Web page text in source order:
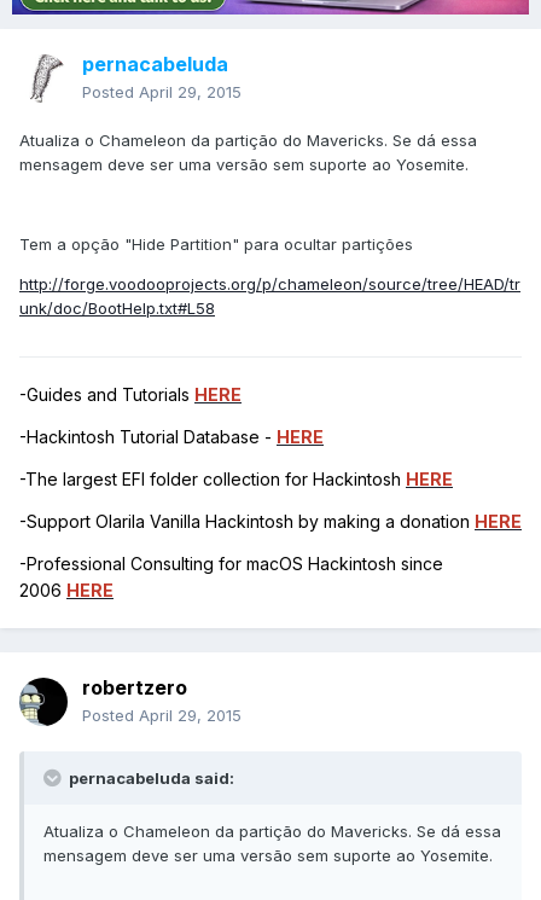
pernacabeluda
Posted April 29, 2015
Atualiza o Chameleon da partição do Mavericks. Se dá essa
mensagem deve ser uma versão sem suporte ao Yosemite.
Tem a opção "Hide Partition" para ocultar partições
http://forge.voodooprojects.org/p/chameleon/source/tree/HEAD/tr
unk/doc/BootHelp.txt#L58
-Guides and Tutorials HERE
-Hackintosh Tutorial Database - HERE
-The largest EFI folder collection for Hackintosh HERE
-Support Olarila Vanilla Hackintosh by making a donation HERE
-Professional Consulting for macOS Hackintosh since
2006 HERE
robertzero
Posted April 29, 2015
pernacabeluda said:
Atualiza o Chameleon da partição do Mavericks. Se dá essa
mensagem deve ser uma versão sem suporte ao Yosemite.